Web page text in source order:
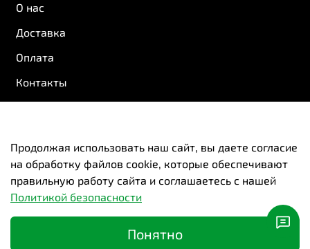
О нас
Доставка
Оплата
Контакты
Пользовательское соглашение
Оферта и политика конфиденциальности
Вакансии
Новосибирск | Красноярск | Казань | Самара
Продолжая использовать наш сайт, вы даете согласие
на обработку файлов cookie, которые обеспечивают
правильную работу сайта и соглашаетесь с нашей
Политикой безопасности
Понятно